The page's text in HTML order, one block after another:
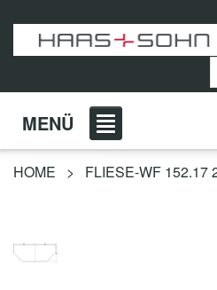
MENÜ
HOME > FLIESE-WF 152.17